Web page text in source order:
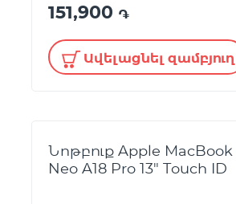
151,900 ֏
Ավելացնել զամբյուղ
Նոթբուք Apple MacBook
Neo A18 Pro 13" Touch ID